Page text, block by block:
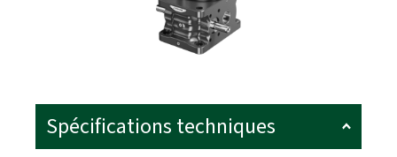
Spécifications techniques